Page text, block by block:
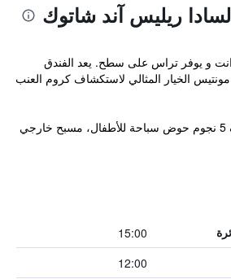
ريليس آند شاتوك
و يوفر تراس على سطح. يعد الفندق
الخيار المثالي لاستكشاف كروم العنب
يقدم هذا الفندق والمصنف 5 نجوم حوض سباحة للأطفال، مسبح خارجي
15:00
12:00